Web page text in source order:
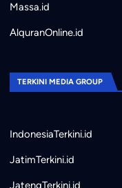
Massa.id
AlquranOnline.id
TERKINI MEDIA GROUP
IndonesiaTerkini.id
JatimTerkini.id
JatengTerkini.id